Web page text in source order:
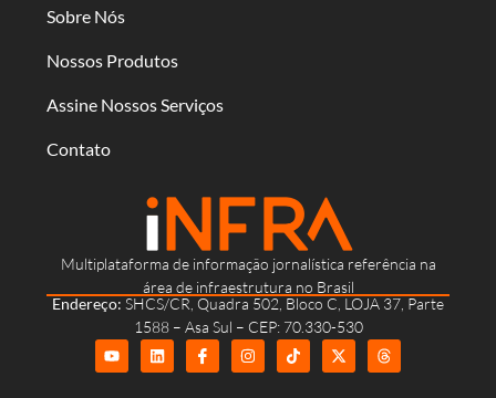
Multiplataforma de informação jornalística referência na
área de infraestrutura no Brasil
Endereço: SHCS/CR, Quadra 502, Bloco C, LOJA 37, Parte
1588 – Asa Sul – CEP: 70.330-530
Sobre Nós
Nossos Produtos
Assine Nossos Serviços
Contato